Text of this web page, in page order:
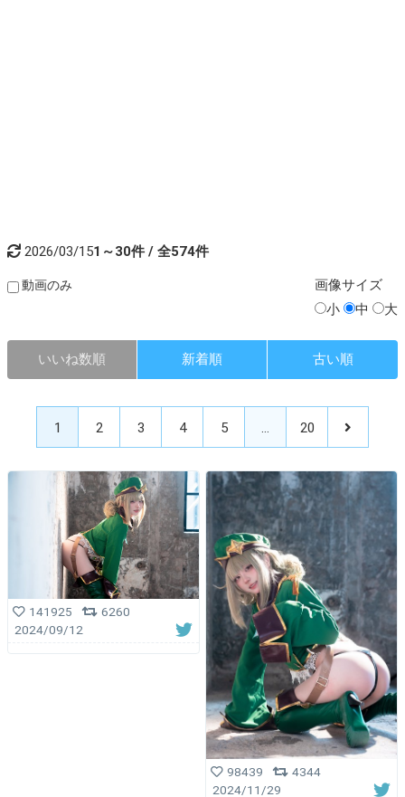
2026/03/151～30件 / 全574件
動画のみ 画像サイズ
小
中 大
いいね数順 新着順 古い順
1 2 3 4 5 … 20
141925
6260
2024/09/12
98439
4344
2024/11/29